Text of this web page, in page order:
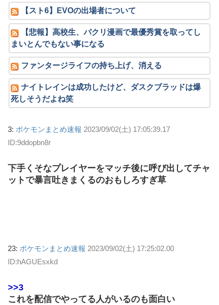
【スト6】EVOの出場者について
【悲報】高校生、パクリ漫画で最優秀賞を取ってし
まいとんでもない事になる
ファンタージライフの持ち上げ、消える
ナイトレインは成功したけど、ダスクブラッドは爆
死しそうだよね笑
3: ポケモンまとめ速報 2023/09/02(土) 17:05:39.17
ID:9ddopbn8r
下手くそなプレイヤーをマッチ後に呼び出してチャ
ットで暴言吐きまくるのおもしろすぎ草
23: ポケモンまとめ速報 2023/09/02(土) 17:25:02.00
ID:hAGUEsxkd
>>3
これを配信でやってる人がいるのも面白い